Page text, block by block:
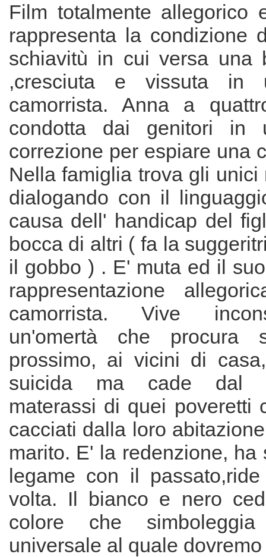
Film totalmente allegorico
rappresenta la condizione
schiavitù in cui versa una
,cresciuta e vissuta in
camorrista. Anna a
condotta dai genitori in
correzione per espiare una
Nella famiglia trova gli unici
dialogando con il
causa dell' handicap del
bocca di altri ( fa la
il gobbo ) . E' muta ed il
rappresentazione
camorrista. Vive
un'omertà che procura
prossimo, ai vicini di
suicida ma cade dal
materassi di quei poveretti
cacciati dalla loro
marito. E' la redenzione, ha
legame con il
volta. Il bianco e nero
colore che
universale al quale